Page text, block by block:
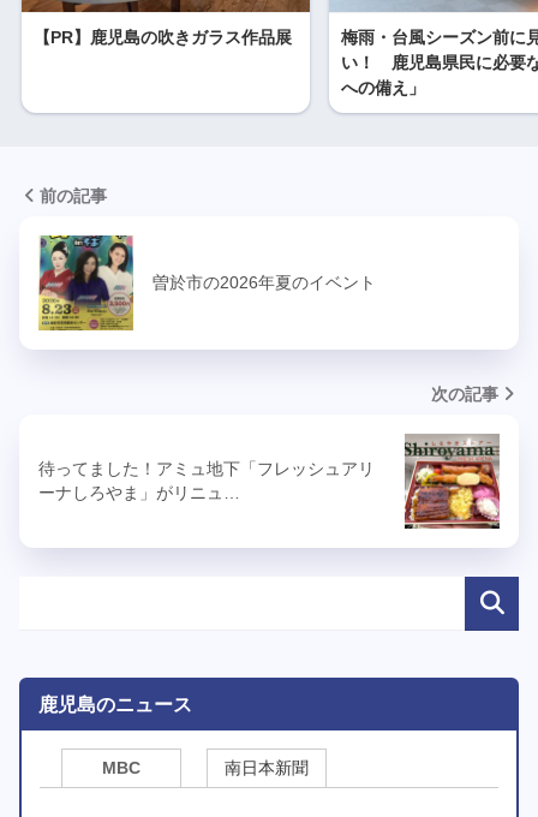
【PR】鹿児島の吹きガラス作品展
梅雨・台風シーズン前に
い！ 鹿児島県民に必要
への備え」
前の記事
曽於市の2026年夏のイベント
次の記事
待ってました！アミュ地下「フレッシュアリ
ーナしろやま」がリニュ…
鹿児島のニュース
MBC 南日本新聞